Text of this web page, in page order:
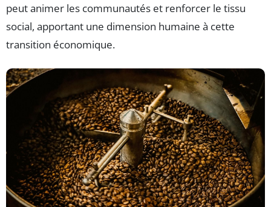
peut animer les communautés et renforcer le tissu
social, apportant une dimension humaine à cette
transition économique.